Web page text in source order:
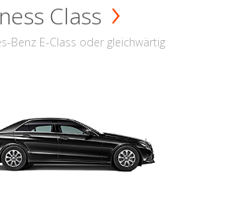
Class
Benz E-Class oder gleichwärtig